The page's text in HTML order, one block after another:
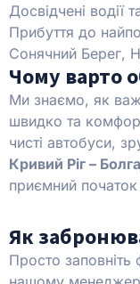
Досвідчені водії
Прибуття до
Сонячний Берег,
Чому варто
Ми знаємо, як
швидко та
чисті автобуси,
Кривий Ріг –
приємний початок
Як
Просто заповніть